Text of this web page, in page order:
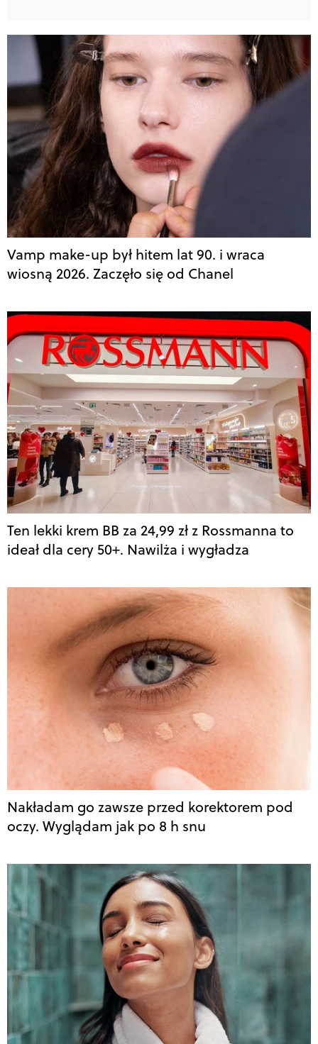
Vamp make-up był hitem lat 90. i wraca
wiosną 2026. Zaczęło się od Chanel
Ten lekki krem BB za 24,99 zł z Rossmanna to
ideał dla cery 50+. Nawilża i wygładza
Nakładam go zawsze przed korektorem pod
oczy. Wyglądam jak po 8 h snu